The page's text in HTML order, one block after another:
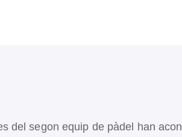
del segon equip de pàdel han